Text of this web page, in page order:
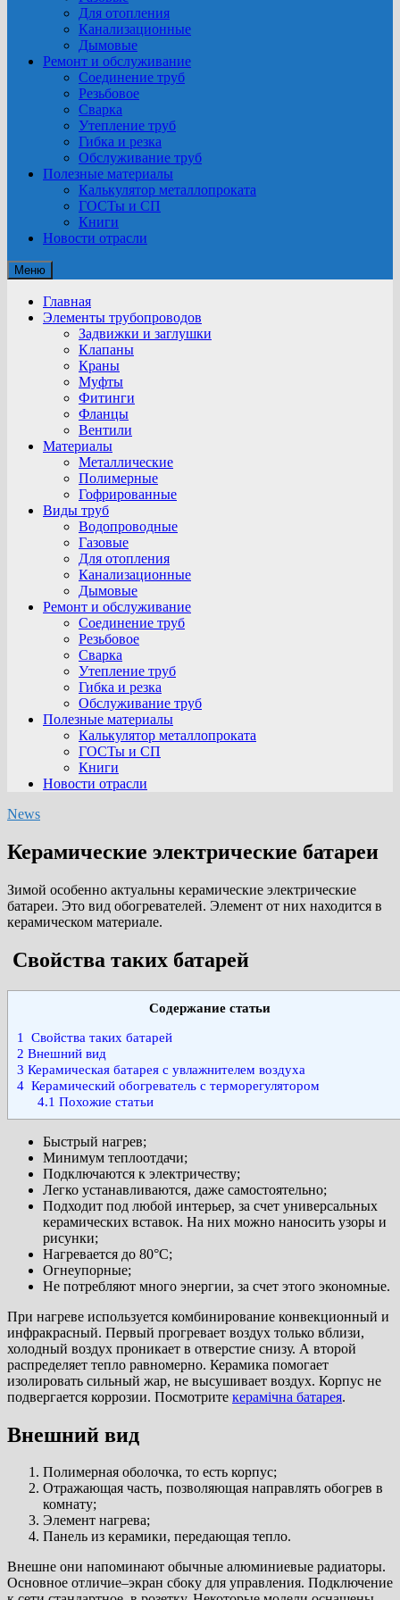
Для отопления
Канализационные
Дымовые
Ремонт и обслуживание
Соединение труб
Резьбовое
Сварка
Утепление труб
Гибка и резка
Обслуживание труб
Полезные материалы
Калькулятор металлопроката
ГОСТы и СП
Книги
Новости отрасли
Меню
Главная
Элементы трубопроводов
Задвижки и заглушки
Клапаны
Краны
Муфты
Фитинги
Фланцы
Вентили
Материалы
Металлические
Полимерные
Гофрированные
Виды труб
Водопроводные
Газовые
Для отопления
Канализационные
Дымовые
Ремонт и обслуживание
Соединение труб
Резьбовое
Сварка
Утепление труб
Гибка и резка
Обслуживание труб
Полезные материалы
Калькулятор металлопроката
ГОСТы и СП
Книги
Новости отрасли
News
Керамические электрические батареи
Зимой особенно актуальны керамические электрические
батареи. Это вид обогревателей. Элемент от них находится в
керамическом материале.
Свойства таких батарей
Cодержание статьи
1
Свойства таких батарей
2 Внешний вид
3 Керамическая батарея с увлажнителем воздуха
4 Керамический обогреватель с терморегулятором
4.1 Похожие статьи
Быстрый нагрев;
Минимум теплоотдачи;
Подключаются к электричеству;
Легко устанавливаются, даже самостоятельно;
Подходит под любой интерьер, за счет универсальных
керамических вставок. На них можно наносить узоры и
рисунки;
Нагревается до 80°С;
Огнеупорные;
Не потребляют много энергии, за счет этого экономные.
При нагреве используется комбинирование конвекционный и
инфракрасный. Первый прогревает воздух только вблизи,
холодный воздух проникает в отверстие снизу. А второй
распределяет тепло равномерно. Керамика помогает
изолировать сильный жар, не высушивает воздух. Корпус не
подвергается коррозии. Посмотрите керамічна батарея.
Внешний вид
Полимерная оболочка, то есть корпус;
Отражающая часть, позволяющая направлять обогрев в
комнату;
Элемент нагрева;
Панель из керамики, передающая тепло.
Внешне они напоминают обычные алюминиевые радиаторы.
Основное отличие–экран сбоку для управления. Подключение